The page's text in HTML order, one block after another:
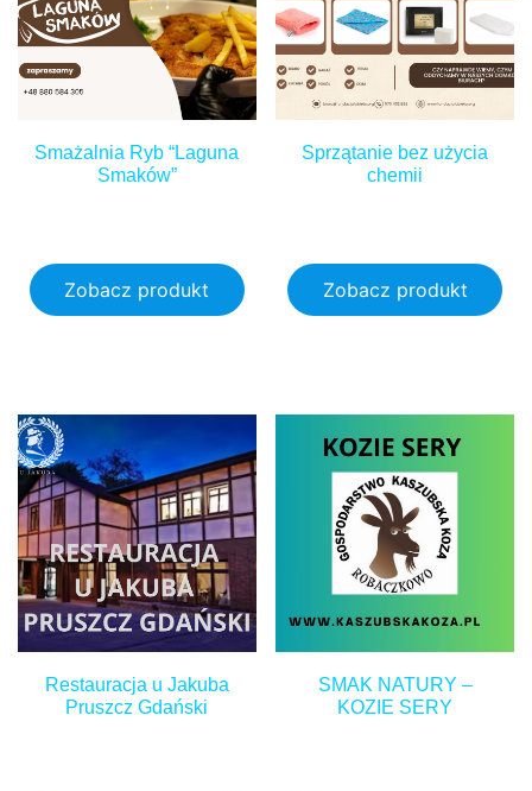
Smażalnia Ryb “Laguna
Smaków”
15.00zł
Zobacz produkt
Sprzątanie bez użycia
chemii
50.00zł
Zobacz produkt
Restauracja u Jakuba
Pruszcz Gdański
SMAK NATURY –
KOZIE SERY